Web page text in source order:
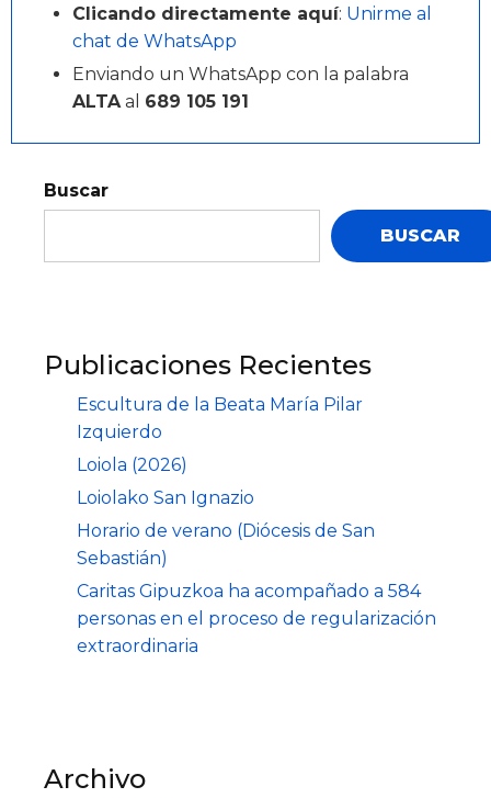
Clicando directamente aquí: Unirme al
chat de WhatsApp
Enviando un WhatsApp con la palabra
ALTA al 689 105 191
Buscar
BUSCAR
Publicaciones Recientes
Escultura de la Beata María Pilar
Izquierdo
Loiola (2026)
Loiolako San Ignazio
Horario de verano (Diócesis de San
Sebastián)
Caritas Gipuzkoa ha acompañado a 584
personas en el proceso de regularización
extraordinaria
Archivo